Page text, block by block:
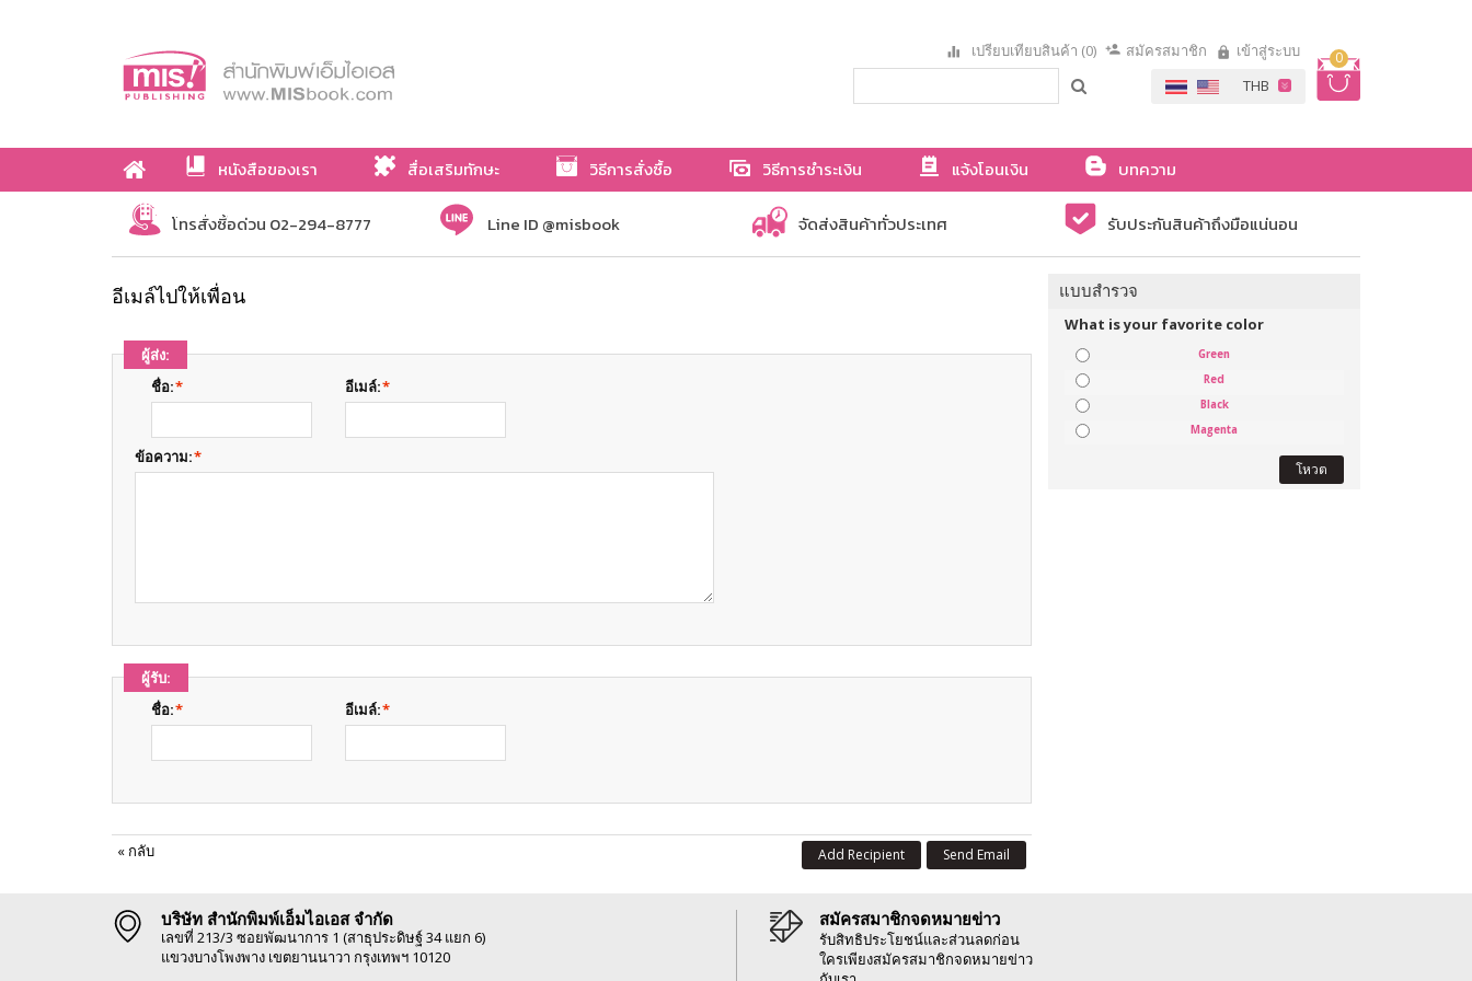
0
เปรียบเทียบสินค้า (0) สมัครสมาชิก เข้าสู่ระบบ
หนังสือของเรา สื่อเสริมทักษะ วิธีการสั่งซื้อ วิธีการชำระเงิน แจ้งโอนเงิน
บทความ
เกี่ยวกับเรา
โทรสั่งซื้อด่วน 02-294-8777 Line ID @misbook จัดส่งสินค้าทั่วประเทศ รับประกันสินค้าถึงมือแน่นอน
อีเมล์ไปให้เพื่อน
ผู้ส่ง:
*
ชื่อ: *
อีเมล์:
*
ข้อความ:
ผู้รับ:
*
ชื่อ: *
อีเมล์:
« กลับ Send Email
Add Recipient
แบบสำรวจ
What is your favorite color
Green
Red
Black
Magenta
โหวต
บริษัท สำนักพิมพ์เอ็มไอเอส จำกัด
เลขที่ 213/3 ซอยพัฒนาการ 1 (สาธุประดิษฐ์ 34 แยก 6)
แขวงบางโพงพาง เขตยานนาวา กรุงเทพฯ 10120
สมัครสมาชิกจดหมายข่าว
รับสิทธิประโยชน์และส่วนลดก่อน
ใครเพียงสมัครสมาชิกจดหมายข่าว